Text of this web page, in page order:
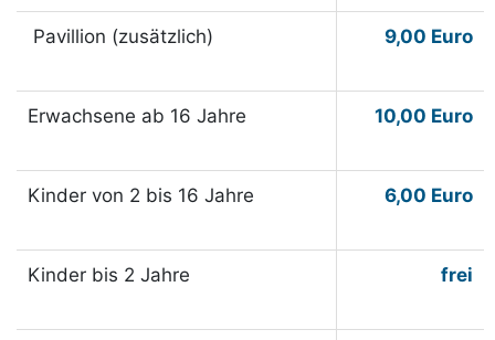
Pavillion (zusätzlich) 9,00 Euro
Erwachsene ab 16 Jahre 10,00 Euro
Kinder von 2 bis 16 Jahre 6,00 Euro
Kinder bis 2 Jahre frei